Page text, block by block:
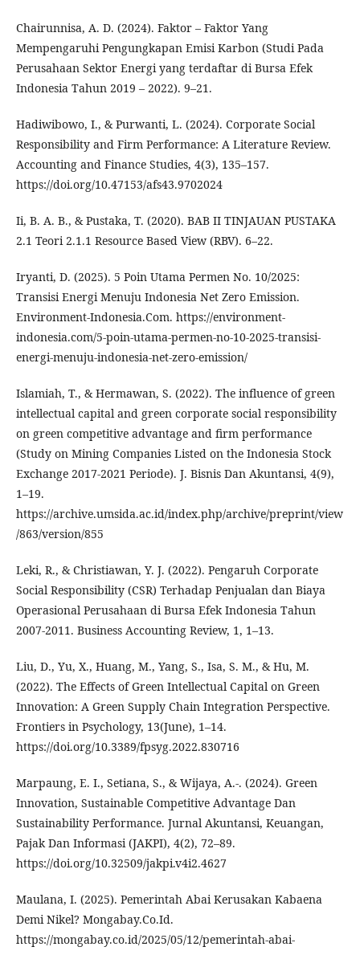
Chairunnisa, A. D. (2024). Faktor – Faktor Yang
Mempengaruhi Pengungkapan Emisi Karbon (Studi Pada
Perusahaan Sektor Energi yang terdaftar di Bursa Efek
Indonesia Tahun 2019 – 2022). 9–21.
Hadiwibowo, I., & Purwanti, L. (2024). Corporate Social
Responsibility and Firm Performance: A Literature Review.
Accounting and Finance Studies, 4(3), 135–157.
https://doi.org/10.47153/afs43.9702024
Ii, B. A. B., & Pustaka, T. (2020). BAB II TINJAUAN PUSTAKA
2.1 Teori 2.1.1 Resource Based View (RBV). 6–22.
Iryanti, D. (2025). 5 Poin Utama Permen No. 10/2025:
Transisi Energi Menuju Indonesia Net Zero Emission.
Environment-Indonesia.Com. https://environment-
indonesia.com/5-poin-utama-permen-no-10-2025-transisi-
energi-menuju-indonesia-net-zero-emission/
Islamiah, T., & Hermawan, S. (2022). The influence of green
intellectual capital and green corporate social responsibility
on green competitive advantage and firm performance
(Study on Mining Companies Listed on the Indonesia Stock
Exchange 2017-2021 Periode). J. Bisnis Dan Akuntansi, 4(9),
1–19.
https://archive.umsida.ac.id/index.php/archive/preprint/view
/863/version/855
Leki, R., & Christiawan, Y. J. (2022). Pengaruh Corporate
Social Responsibility (CSR) Terhadap Penjualan dan Biaya
Operasional Perusahaan di Bursa Efek Indonesia Tahun
2007-2011. Business Accounting Review, 1, 1–13.
Liu, D., Yu, X., Huang, M., Yang, S., Isa, S. M., & Hu, M.
(2022). The Effects of Green Intellectual Capital on Green
Innovation: A Green Supply Chain Integration Perspective.
Frontiers in Psychology, 13(June), 1–14.
https://doi.org/10.3389/fpsyg.2022.830716
Marpaung, E. I., Setiana, S., & Wijaya, A.-. (2024). Green
Innovation, Sustainable Competitive Advantage Dan
Sustainability Performance. Jurnal Akuntansi, Keuangan,
Pajak Dan Informasi (JAKPI), 4(2), 72–89.
https://doi.org/10.32509/jakpi.v4i2.4627
Maulana, I. (2025). Pemerintah Abai Kerusakan Kabaena
Demi Nikel? Mongabay.Co.Id.
https://mongabay.co.id/2025/05/12/pemerintah-abai-